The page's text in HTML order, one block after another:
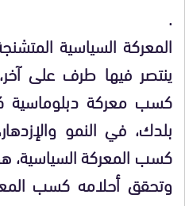
.
المعركة السياسية
ينتصر فيها طرف على
كسب معركة دبلوماسية
بلدك، في النمو
كسب المعركة السياسية،
وتحقق أحلامه كسب